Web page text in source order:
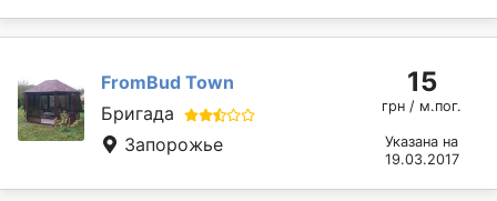
FromBud Town
Бригада
Запорожье
15
грн / м.пог.
Указана на
19.03.2017